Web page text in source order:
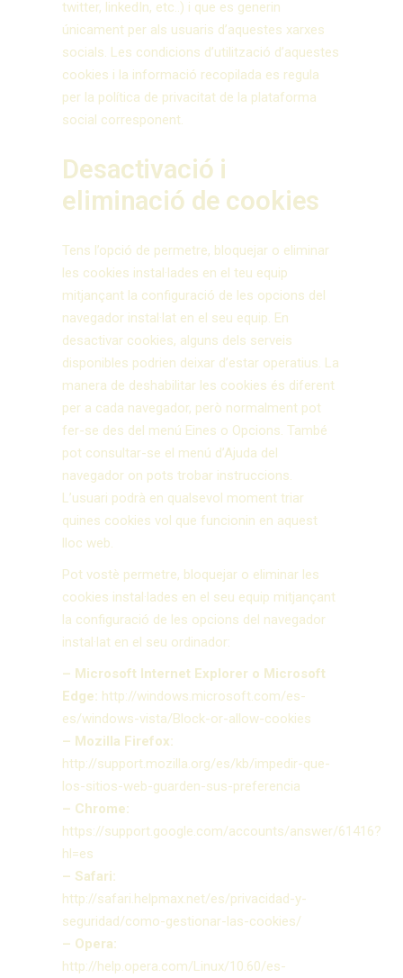
twitter, linkedIn, etc..) i que es generin
únicament per als usuaris d’aquestes xarxes
socials. Les condicions d’utilització d’aquestes
cookies i la informació recopilada es regula
per la política de privacitat de la plataforma
social corresponent.
Desactivació i
eliminació de cookies
Tens l’opció de permetre, bloquejar o eliminar
les cookies instal·lades en el teu equip
mitjançant la configuració de les opcions del
navegador instal·lat en el seu equip. En
desactivar cookies, alguns dels serveis
disponibles podrien deixar d’estar operatius. La
manera de deshabilitar les cookies és diferent
per a cada navegador, però normalment pot
fer-se des del menú Eines o Opcions. També
pot consultar-se el menú d’Ajuda del
navegador on pots trobar instruccions.
L’usuari podrà en qualsevol moment triar
quines cookies vol que funcionin en aquest
lloc web.
Pot vostè permetre, bloquejar o eliminar les
cookies instal·lades en el seu equip mitjançant
la configuració de les opcions del navegador
instal·lat en el seu ordinador:
– Microsoft Internet Explorer o Microsoft
Edge: http://windows.microsoft.com/es-
es/windows-vista/Block-or-allow-cookies
– Mozilla Firefox:
http://support.mozilla.org/es/kb/impedir-que-
los-sitios-web-guarden-sus-preferencia
– Chrome:
https://support.google.com/accounts/answer/61416?
hl=es
– Safari:
http://safari.helpmax.net/es/privacidad-y-
seguridad/como-gestionar-las-cookies/
– Opera:
http://help.opera.com/Linux/10.60/es-